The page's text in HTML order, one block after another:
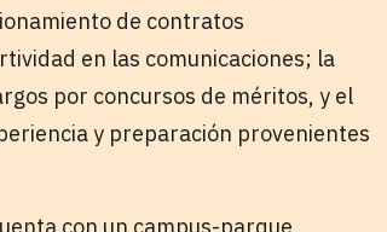
de contratos
en las comunicaciones; la
por concursos de méritos, y el
y preparación provenientes
con un campus-parque